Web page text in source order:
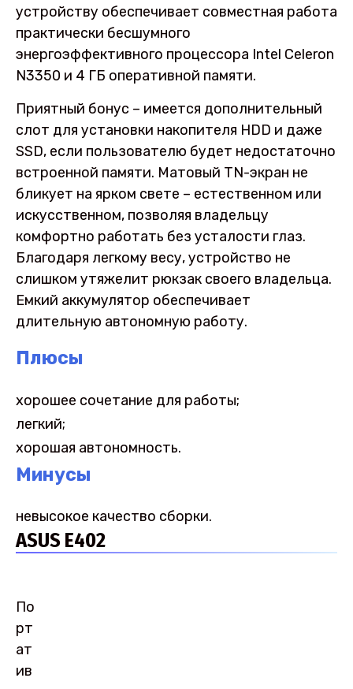
устройству обеспечивает совместная работа
практически бесшумного
энергоэффективного процессора Intel Celeron
N3350 и 4 ГБ оперативной памяти.
Приятный бонус – имеется дополнительный
слот для установки накопителя HDD и даже
SSD, если пользователю будет недостаточно
встроенной памяти. Матовый TN-экран не
бликует на ярком свете – естественном или
искусственном, позволяя владельцу
комфортно работать без усталости глаз.
Благодаря легкому весу, устройство не
слишком утяжелит рюкзак своего владельца.
Емкий аккумулятор обеспечивает
длительную автономную работу.
Плюсы
хорошее сочетание для работы;
легкий;
хорошая автономность.
Минусы
невысокое качество сборки.
ASUS E402
По
рт
ат
ив